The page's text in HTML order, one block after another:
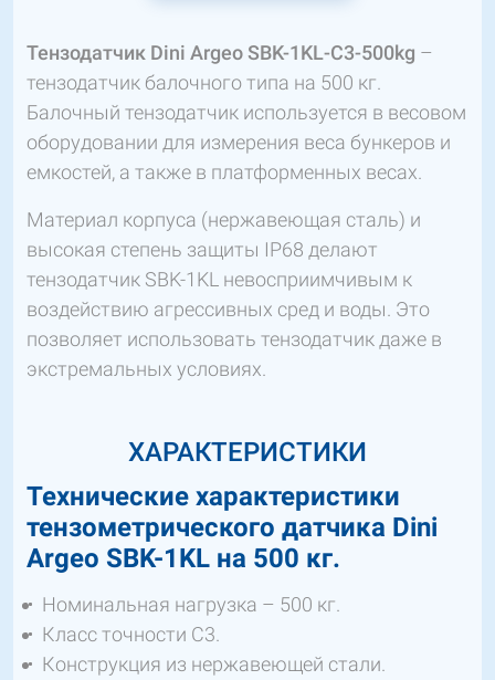
Тензодатчик Dini Argeo SBK-1KL-C3-500kg –
тензодатчик балочного типа на 500 кг.
Балочный тензодатчик используется в весовом
оборудовании для измерения веса бункеров и
емкостей, а также в платформенных весах.
Материал корпуса (нержавеющая сталь) и
высокая степень защиты IP68 делают
тензодатчик SBK-1KL невосприимчивым к
воздействию агрессивных сред и воды. Это
позволяет использовать тензодатчик даже в
экстремальных условиях.
ХАРАКТЕРИСТИКИ
Технические характеристики
тензометрического датчика Dini
Argeo SBK-1KL на 500 кг.
Номинальная нагрузка – 500 кг.
Класс точности C3.
Конструкция из нержавеющей стали.